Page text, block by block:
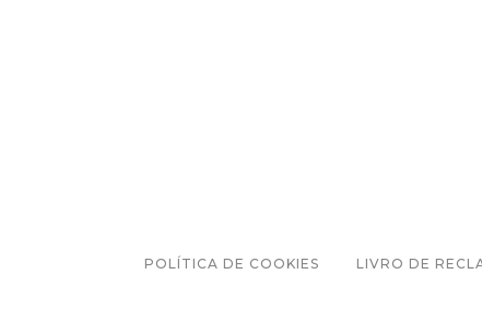
POLÍTICA DE COOKIES LIVRO DE